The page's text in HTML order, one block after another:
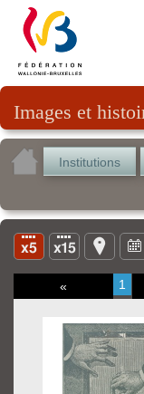
Images et
Institutions
« 1